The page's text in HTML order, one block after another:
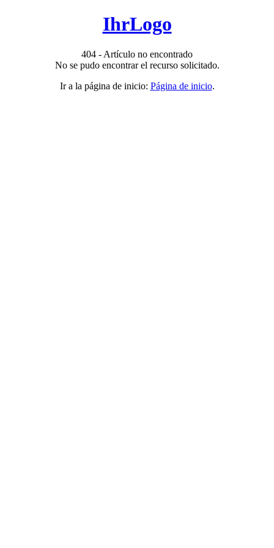
IhrLogo
404 - Artículo no encontrado
No se pudo encontrar el recurso solicitado.
Ir a la página de inicio: Página de inicio.